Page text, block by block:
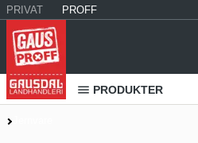
PRIVAT PROFF
PRODUKTER